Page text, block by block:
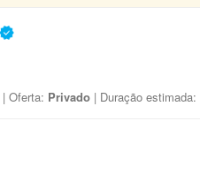
| Oferta: Privado | Duração estimada: